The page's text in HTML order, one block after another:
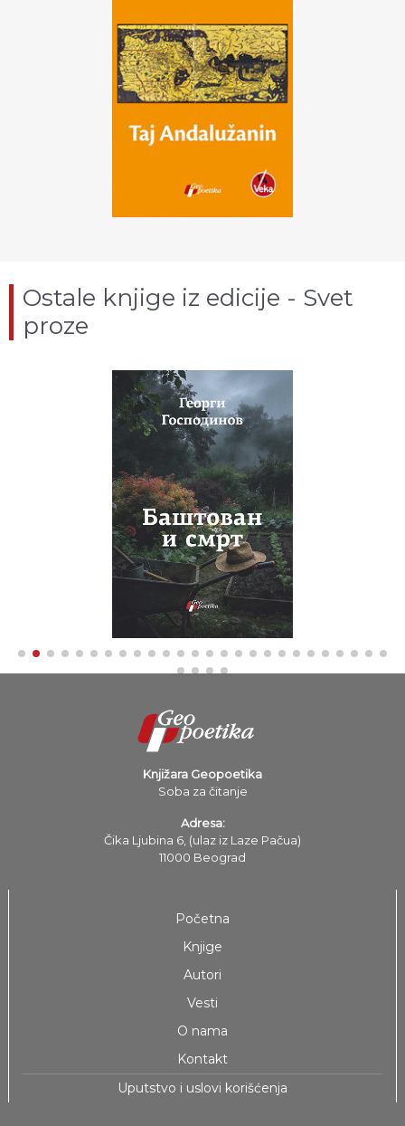
Ostale knjige iz edicije - Svet
proze
Knjižara Geopoetika
Soba za čitanje
Adresa:
Čika Ljubina 6, (ulaz iz Laze Pačua)
11000 Beograd
Početna
Knjige
Autori
Vesti
O nama
Kontakt
Uputstvo i uslovi korišćenja